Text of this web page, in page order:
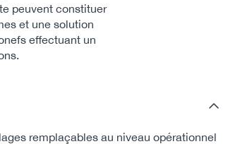
peuvent constituer
et une solution
effectuant un
remplaçables au niveau opérationnel